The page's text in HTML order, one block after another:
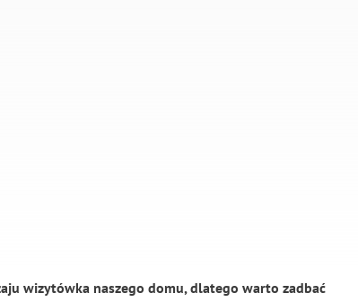
wizytówka naszego domu, dlatego warto zadbać